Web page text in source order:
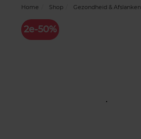
Home Shop Gezondheid & Afslanken
2e-50%